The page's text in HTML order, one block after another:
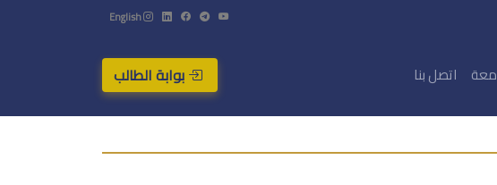
English
اتصل بنا بوابة الطالب